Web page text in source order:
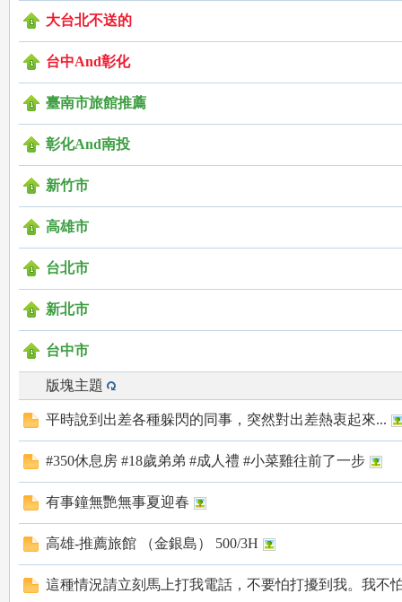
大台北不送的
台中And彰化
臺南市旅館推薦
彰化And南投
新竹市
高雄市
台北市
新北市
台中市
版塊主題
平時說到出差各種躲閃的同事，突然對出差熱衷起來...
#350休息房 #18歲弟弟 #成人禮 #小菜雞往前了一步
有事鐘無艷無事夏迎春
高雄-推薦旅館 （金銀島） 500/3H
這種情況請立刻馬上打我電話，不要怕打擾到我。我不